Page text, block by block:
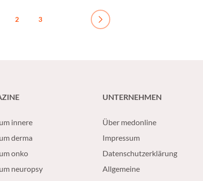
2 3 Next
innere
derma
onko
neuropsy
UNTERNEHMEN
Über medonline
Impressum
Datenschutzerklärung
Allgemeine